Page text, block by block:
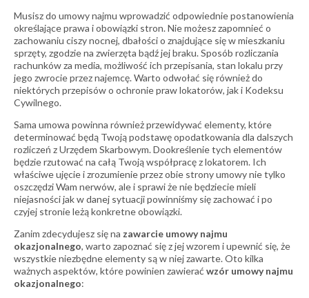
Musisz do umowy najmu wprowadzić odpowiednie postanowienia
określające prawa i obowiązki stron. Nie możesz zapomnieć o
zachowaniu ciszy nocnej, dbałości o znajdujące się w mieszkaniu
sprzęty, zgodzie na zwierzęta bądź jej braku. Sposób rozliczania
rachunków za media, możliwość ich przepisania, stan lokalu przy
jego zwrocie przez najemcę. Warto odwołać się również do
niektórych przepisów o ochronie praw lokatorów, jak i Kodeksu
Cywilnego.
Sama umowa powinna również przewidywać elementy, które
determinować będą Twoją podstawę opodatkowania dla dalszych
rozliczeń z Urzędem Skarbowym. Dookreślenie tych elementów
będzie rzutować na całą Twoją współpracę z lokatorem. Ich
właściwe ujęcie i zrozumienie przez obie strony umowy nie tylko
oszczędzi Wam nerwów, ale i sprawi że nie będziecie mieli
niejasności jak w danej sytuacji powinniśmy się zachować i po
czyjej stronie leżą konkretne obowiązki.
Zanim zdecydujesz się na zawarcie umowy najmu
okazjonalnego, warto zapoznać się z jej wzorem i upewnić się, że
wszystkie niezbędne elementy są w niej zawarte. Oto kilka
ważnych aspektów, które powinien zawierać wzór umowy najmu
okazjonalnego: